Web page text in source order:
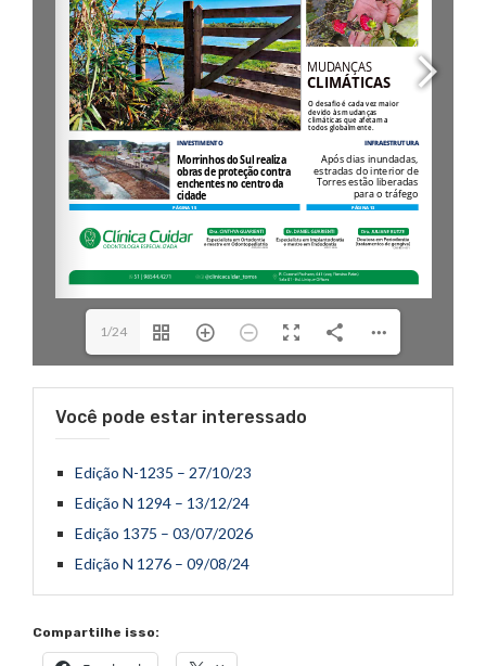
1/24
Você pode estar interessado
Edição N-1235 – 27/10/23
Edição N 1294 – 13/12/24
Edição 1375 – 03/07/2026
Edição N 1276 – 09/08/24
Compartilhe isso: